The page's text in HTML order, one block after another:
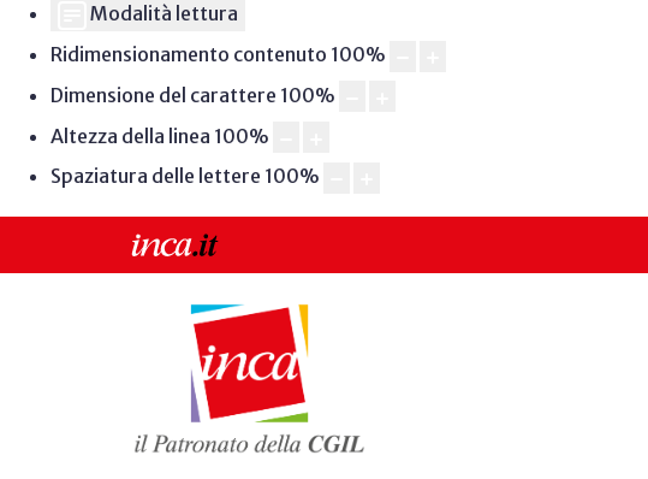
Modalità lettura
Ridimensionamento contenuto 100%
Dimensione del carattere 100%
Altezza della linea 100%
Spaziatura delle lettere 100%